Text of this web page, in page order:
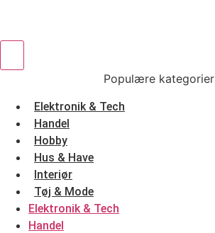
Populære kategorier
Elektronik & Tech
Handel
Hobby
Hus & Have
Interiør
Tøj & Mode
Elektronik & Tech
Handel